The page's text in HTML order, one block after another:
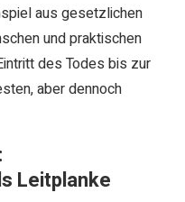
aus gesetzlichen
und praktischen
des Todes bis zur
aber dennoch
Leitplanke